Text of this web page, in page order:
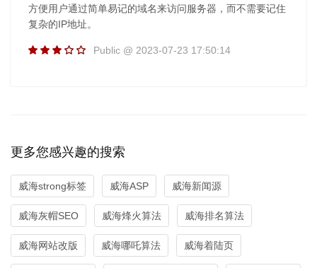
方便用户通过简单易记的域名来访问服务器，而不需要记住
复杂的IP地址。
Public @ 2023-07-23 17:50:14
更多您感兴趣的搜索
威海strong标签 威海ASP 威海新闻源
威海灰帽SEO 威海烽火算法 威海排名算法
威海网站改版 威海哪吒算法 威海着陆页